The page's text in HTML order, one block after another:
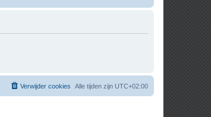
Alle tijden zijn UTC+02:00
Verwijder cookies